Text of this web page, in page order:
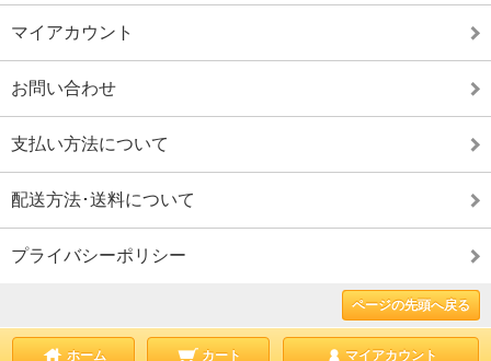
マイアカウント
お問い合わせ
支払い方法について
配送方法･送料について
プライバシーポリシー
ページの先頭へ戻る
ホーム カート マイアカウント